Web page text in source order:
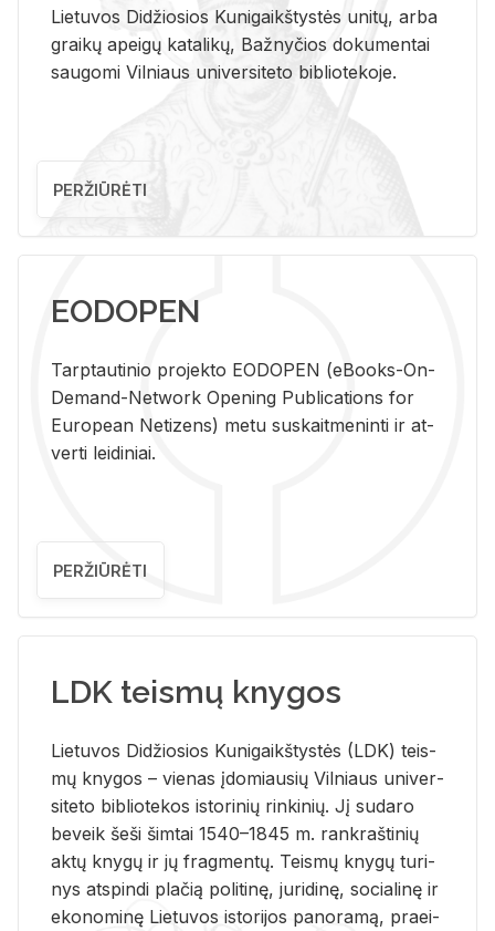
Lietuvos Didžiosios Kunigaikštystės unitų, arba
graikų apeigų katalikų, Bažnyčios dokumentai
saugomi Vilniaus universiteto bibliotekoje.
PERŽIŪRĖTI
EODOPEN
Tarp­tau­ti­nio pro­jek­to EO­DO­PEN (eBo­oks-On-
De­mand-Ne­twork Ope­ning Pub­li­ca­tions for
Eu­ro­pe­an Ne­ti­zens) metu su­skait­me­nin­ti ir at­
ver­ti lei­di­niai.
PERŽIŪRĖTI
LDK teismų knygos
Lie­tu­vos Di­džio­sios Ku­ni­gaikš­tys­tės (LDK) teis­
mų kny­gos – vie­nas įdo­miau­sių Vil­niaus uni­ver­
si­te­to bi­b­lio­te­kos is­to­ri­nių rin­ki­nių. Jį su­da­ro
be­veik šeši šim­tai 1540–1845 m. rank­raš­ti­nių
aktų kny­gų ir jų frag­men­tų. Teis­mų kny­gų tu­ri­
nys at­spin­di pla­čią po­li­ti­nę, ju­ri­di­nę, so­cia­li­nę ir
eko­no­mi­nę Lie­tu­vos is­to­ri­jos pa­no­ra­mą, pra­ei­